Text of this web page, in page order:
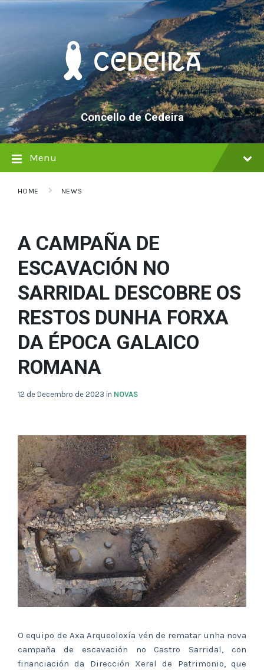
Skip
Skip
Skip
Concello de Cedeira
Menu
HOME NEWS
A CAMPAÑA DE
ESCAVACIÓN NO
SARRIDAL DESCOBRE OS
RESTOS DUNHA FORXA
DA ÉPOCA GALAICO
ROMANA
12 de Decembro de 2023 in NOVAS
O equipo de Axa Arqueoloxía vén de rematar unha nova
campaña de escavación no Castro Sarridal, con
financiación da Dirección Xeral de Patrimonio, que